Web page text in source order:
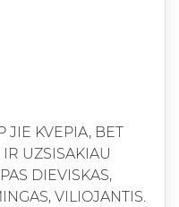
JIE KVEPIA, BET
UZSISAKIAU
DIEVISKAS,
VILIOJANTIS.